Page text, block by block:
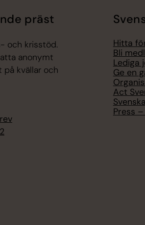
präst
och krisstöd.
anonymt
kvällar och
Hitta
Bli
Lediga
Ge en
Act
Press